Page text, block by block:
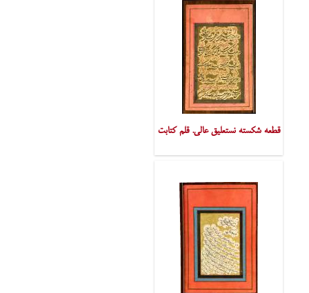
قطعه شکسته نستعلیق عالی. قلم کتابت